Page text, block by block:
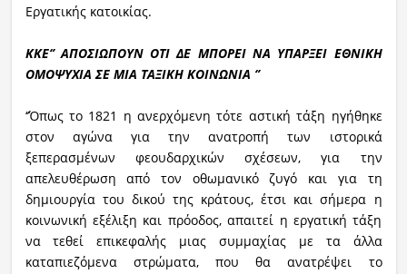
Εργατικής κατοικίας.
ΚΚΕ‘’ ΑΠΟΣΙΩΠΟΥΝ ΟΤΙ ΔΕ ΜΠΟΡΕΙ ΝΑ ΥΠΑΡΞΕΙ ΕΘΝΙΚΗ
ΟΜΟΨΥΧΙΑ ΣΕ ΜΙΑ ΤΑΞΙΚΗ ΚΟΙΝΩΝΙΑ ‘’
‘’Όπως το 1821 η ανερχόμενη τότε αστική τάξη ηγήθηκε
στον αγώνα για την ανατροπή των ιστορικά
ξεπερασμένων φεουδαρχικών σχέσεων, για την
απελευθέρωση από τον οθωμανικό ζυγό και για τη
δημιουργία του δικού της κράτους, έτσι και σήμερα η
κοινωνική εξέλιξη και πρόοδος, απαιτεί η εργατική τάξη
να τεθεί επικεφαλής μιας συμμαχίας με τα άλλα
καταπιεζόμενα στρώματα, που θα ανατρέψει το